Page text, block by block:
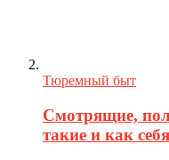
Тюремный быт
Смотрящие,
такие и как